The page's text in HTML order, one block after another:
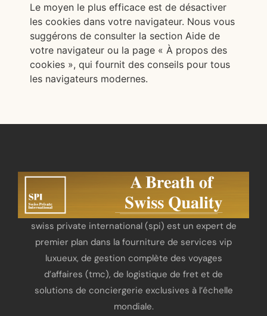
Le moyen le plus efficace est de désactiver
les cookies dans votre navigateur. Nous vous
suggérons de consulter la section Aide de
votre navigateur ou la page « À propos des
cookies », qui fournit des conseils pour tous
les navigateurs modernes.
swiss private international (spi) est un expert de
premier plan dans la fourniture de services vip
luxueux, de gestion complète des voyages
d’affaires (tmc), de logistique de fret et de
solutions de conciergerie exclusives à l’échelle
mondiale.